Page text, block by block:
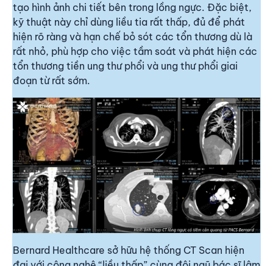
tạo hình ảnh chi tiết bên trong lồng ngực. Đặc biệt,
kỹ thuật này chỉ dùng liều tia rất thấp, đủ để phát
hiện rõ ràng và hạn chế bỏ sót các tổn thương dù là
rất nhỏ, phù hợp cho việc tầm soát và phát hiện các
tổn thương tiền ung thư phổi và ung thư phổi giai
đoạn từ rất sớm.
Bernard Healthcare sở hữu hệ thống CT Scan hiện